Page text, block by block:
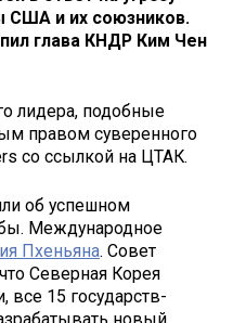
США и их союзников.
глава КНДР Ким Чен
лидера, подобные
правом суверенного
со ссылкой на ЦТАК.
об успешном
Международное
Пхеньяна. Совет
Северная Корея
все 15 государств-